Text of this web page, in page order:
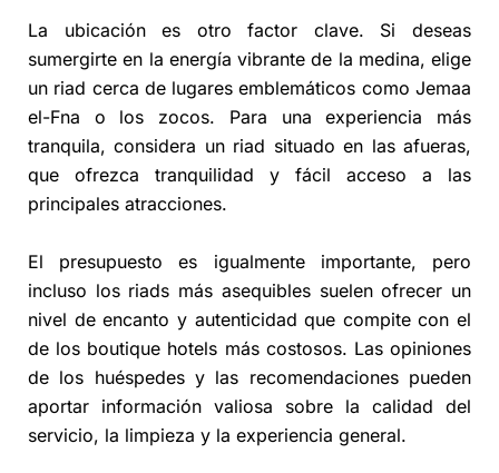
La ubicación es otro factor clave. Si deseas
sumergirte en la energía vibrante de la medina, elige
un riad cerca de lugares emblemáticos como Jemaa
el-Fna o los zocos. Para una experiencia más
tranquila, considera un riad situado en las afueras,
que ofrezca tranquilidad y fácil acceso a las
principales atracciones.
El presupuesto es igualmente importante, pero
incluso los riads más asequibles suelen ofrecer un
nivel de encanto y autenticidad que compite con el
de los boutique hotels más costosos. Las opiniones
de los huéspedes y las recomendaciones pueden
aportar información valiosa sobre la calidad del
servicio, la limpieza y la experiencia general.